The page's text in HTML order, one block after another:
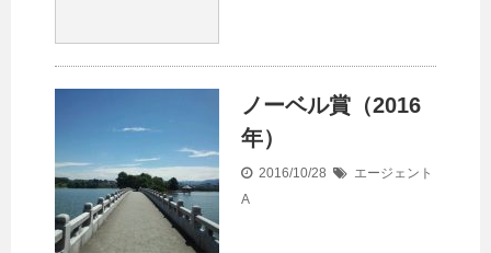
ノーベル賞（2016
年）
2016/10/28
エージェント
A